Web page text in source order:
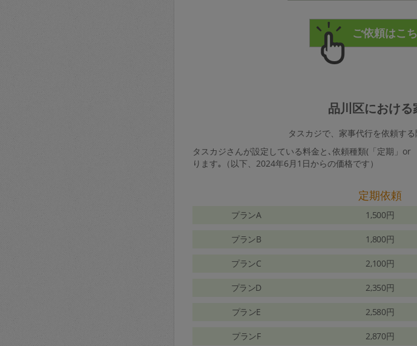
品川区におけ
タスカジで、家事代行を依頼す
タスカジさんが設定している料金と､依頼種類(「定期」
ります｡（以下、2024年6月1日からの価格です）
定期依頼
プランA 1,500円
プランB 1,800円
プランC 2,100円
プランD 2,350円
プランE 2,580円
プランF 2,870円